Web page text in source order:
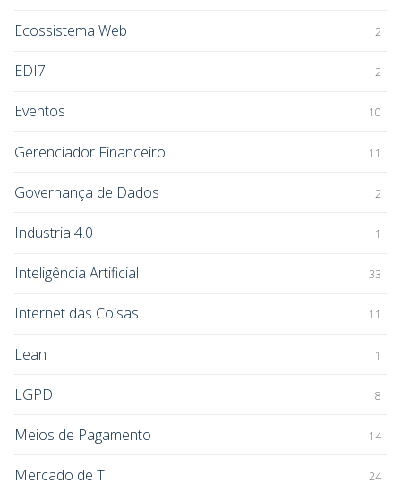
Ecossistema Web 2
EDI7 2
Eventos 10
Gerenciador Financeiro 11
Governança de Dados 2
Industria 4.0 1
Inteligência Artificial 33
Internet das Coisas 11
Lean 1
LGPD 8
Meios de Pagamento 14
Mercado de TI 24